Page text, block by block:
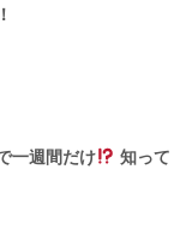
一週間だけ
知って